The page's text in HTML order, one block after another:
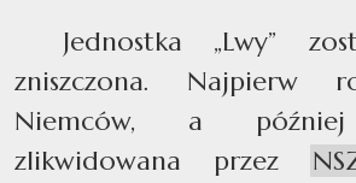
Jednostka „Lwy”
zniszczona. Najpierw
Niemców, a później
zlikwidowana przez